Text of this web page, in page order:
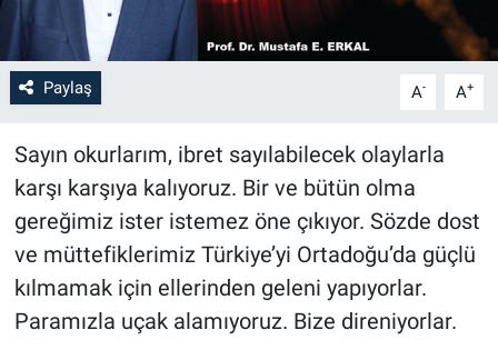
Paylaş A- A+
Sayın okurlarım, ibret sayılabilecek olaylarla
karşı karşıya kalıyoruz. Bir ve bütün olma
gereğimiz ister istemez öne çıkıyor. Sözde dost
ve müttefiklerimiz Türkiye’yi Ortadoğu’da güçlü
kılmamak için ellerinden geleni yapıyorlar.
Paramızla uçak alamıyoruz. Bize direniyorlar.